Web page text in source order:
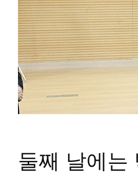
둘째 날에는